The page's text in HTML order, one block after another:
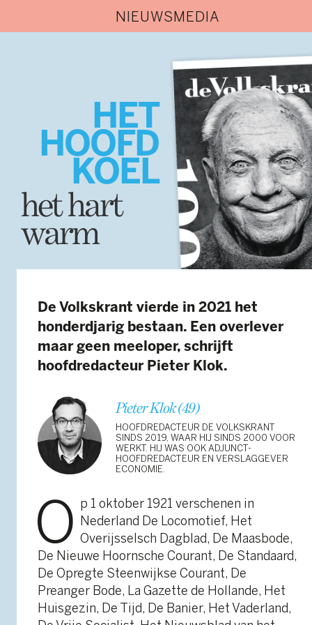
NIEUWSMEDIA
HET
HOOFD
KOEL
het hart
warm
De Volkskrant vierde in 2021 het
honderdjarig bestaan. Een overlever
maar geen meeloper, schrijft
hoofdredacteur Pieter Klok.
Pieter Klok (49)
HOOFDREDACTEUR DE VOLKSKRANT
SINDS 2019, WAAR HIJ SINDS 2000 VOOR
WERKT. HIJ WAS OOK ADJUNCT-
HOOFDREDACTEUR EN VERSLAGGEVER
ECONOMIE.
O p 1 oktober 1921 verschenen in
Nederland De Locomotief, Het
Overijsselsch Dagblad, De Maasbode,
De Nieuwe Hoornsche Courant, De Standaard,
De Opregte Steenwijkse Courant, De
Preanger Bode, La Gazette de Hollande, Het
Huisgezin, De Tijd, De Banier, Het Vaderland,